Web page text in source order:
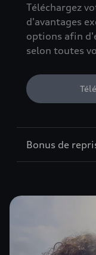
Téléchargez
d'avantages
options afin
selon toutes
Bonus de